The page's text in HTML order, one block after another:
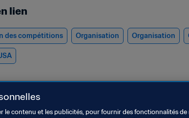
lien
des compétitions Organisation Organisation
le contenu et les publicités, pour fournir des fonctionnalités de